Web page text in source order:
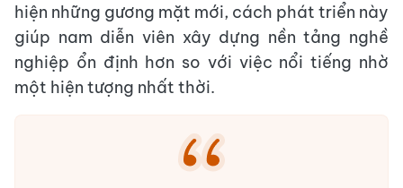
hiện những gương mặt mới, cách phát triển này
giúp nam diễn viên xây dựng nền tảng nghề
nghiệp ổn định hơn so với việc nổi tiếng nhờ
một hiện tượng nhất thời.